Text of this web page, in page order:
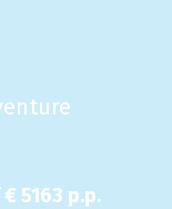
€ 5163 p.p.